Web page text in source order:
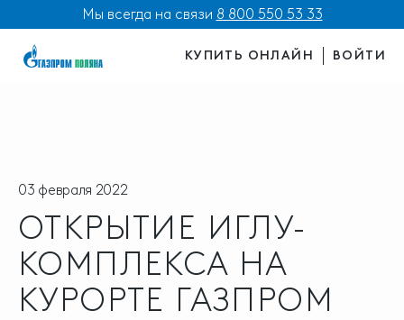
Мы всегда на связи 8 800 550 53 33
КУПИТЬ ОНЛАЙН ВОЙТИ
03 февраля 2022
ОТКРЫТИЕ ИГЛУ-
КОМПЛЕКСА НА
КУРОРТЕ ГАЗПРОМ